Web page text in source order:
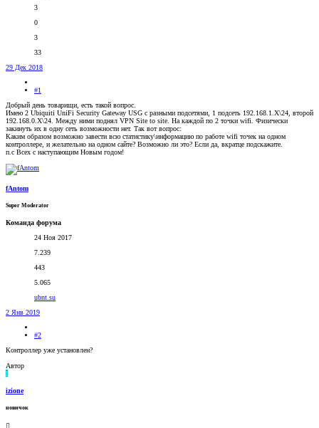
3
0
3
33
29 Дек 2018
#1
Добрый день товарищи, есть такой вопрос.
Имею 2 Ubiquiti UniFi Security Gateway USG с разными подсетями, 1 подсеть 192.168.1.Х\24, второй
192.168.0.Х\24. Между ними поднял VPN Site to site. На каждой по 2 точки wifi. Физически
закинуть их в одну сеть возможности нет. Так вот вопрос:
Каким образом возможно завести всю статистику\информацию по работе wifi точек на одном
контроллере, и желательно на одном сайте? Возможно ли это? Если да, вкратце подскажите.
п.с Всех с наступающим Новым годом!
fAntom
Super Moderator
Команда форума
24 Ноя 2017
7.239
443
5.065
ubnt.su
2 Янв 2019
#2
Контроллер уже установлен?
Автор
I
izione
новичок